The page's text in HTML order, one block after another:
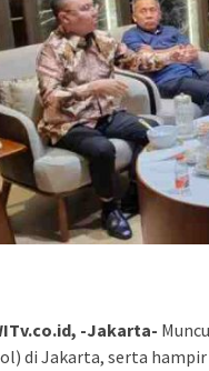
-Jakarta-
di Jakarta, serta